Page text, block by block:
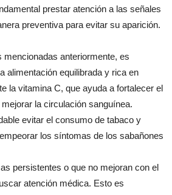
prestar atención a las señales
preventiva para evitar su aparición.
anteriormente, es
alimentación equilibrada y rica en
la vitamina C, que ayuda a fortalecer el
la circulación sanguínea.
evitar el consumo de tabaco y
los síntomas de los sabañones
persistentes o que no mejoran con el
atención médica. Esto es